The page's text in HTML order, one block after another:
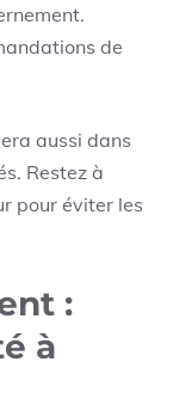
de
aussi dans
Restez à
pour éviter les
:
à